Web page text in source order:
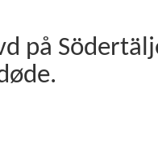
på